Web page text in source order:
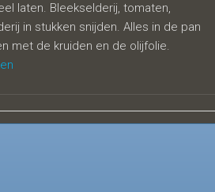
laten. Bleekselderij, tomaten,
in stukken snijden. Alles in de pan
met de kruiden en de olijfolie.